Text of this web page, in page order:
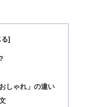
しゃれ」の違い